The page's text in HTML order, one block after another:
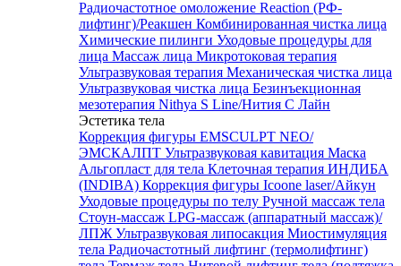
Радиочастотное омоложение Reaction (РФ-
лифтинг)/Реакшен Комбинированная чистка лица
Химические пилинги Уходовые процедуры для
лица Массаж лица Микротоковая терапия
Ультразвуковая терапия Механическая чистка лица
Ультразвуковая чистка лица Безинъекционная
мезотерапия Nithya S Line/Нития С Лайн
Эстетика тела
Коррекция фигуры EMSCULPT NEO/
ЭМСКАЛПТ Ультразвуковая кавитация Маска
Альгопласт для тела Клеточная терапия ИНДИБА
(INDIBA) Коррекция фигуры Icoone laser/Айкун
Уходовые процедуры по телу Ручной массаж тела
Стоун-массаж LPG-массаж (аппаратный массаж)/
ЛПЖ Ультразвуковая липосакция Миостимуляция
тела Радиочастотный лифтинг (термолифтинг)